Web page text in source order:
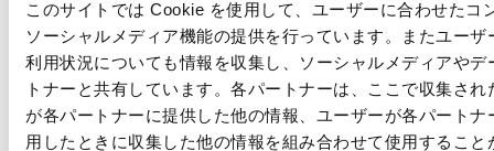
このサイトでは Cookie を使用して、ユーザーに合わせたコ
ソーシャルメディア機能の提供を行っています。またユーザ
利用状況についても情報を収集し、ソーシャルメディアやデ
トナーと共有しています。各パートナーは、ここで収集さ
が各パートナーに提供した他の情報、ユーザーが各パートナ
用したときに収集した他の情報を組み合わせて使用すること
・私傷病休暇：年間6日（初年度は入社月により日数が異なる）
・休日：土日、祝日、その他当社が定めた日
・社会保険：健康保険、厚生年金保険、労災保険、雇用保険、介護
保険
・住宅手当
・退職金制度